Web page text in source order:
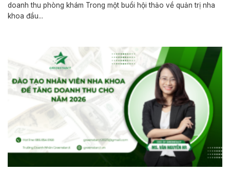
doanh thu phòng khám Trong một buổi hội thảo về quản trị nha
khoa đầu...